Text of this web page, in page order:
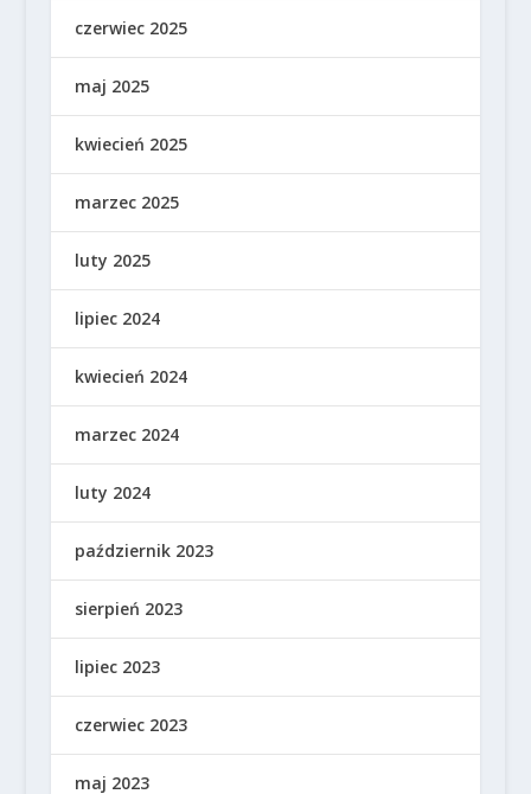
czerwiec 2025
maj 2025
kwiecień 2025
marzec 2025
luty 2025
lipiec 2024
kwiecień 2024
marzec 2024
luty 2024
październik 2023
sierpień 2023
lipiec 2023
czerwiec 2023
maj 2023